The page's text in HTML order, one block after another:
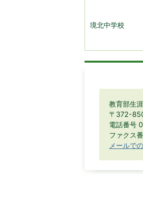
境北中学校
教育部生
〒372-
電話番号
ファクス
メールで